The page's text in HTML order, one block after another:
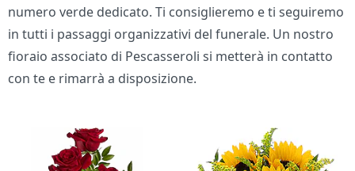
numero verde dedicato. Ti consiglieremo e ti seguiremo
in tutti i passaggi organizzativi del funerale. Un nostro
fioraio associato di Pescasseroli si metterà in contatto
con te e rimarrà a disposizione.
Bouquet di fiori